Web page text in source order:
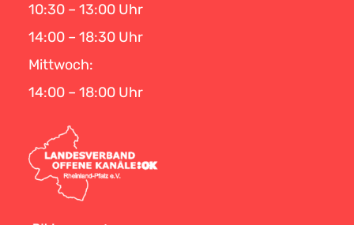
10:30 – 13:00 Uhr
14:00 – 18:30 Uhr
Mittwoch:
14:00 – 18:00 Uhr